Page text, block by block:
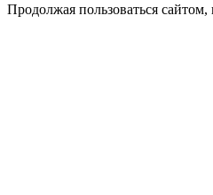
Продолжая пользоваться сайтом,